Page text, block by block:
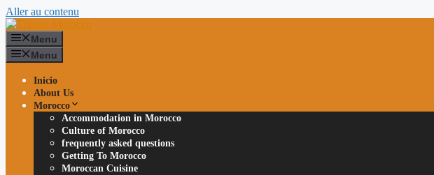
Aller au contenu
Menu
Menu
Inicio
About Us
Morocco
Accommodation in Morocco
Culture of Morocco
frequently asked questions
Getting To Morocco
Moroccan Cuisine